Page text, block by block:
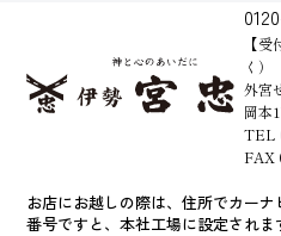
【
く）
外宮
岡本
TEL
FAX
お店にお越しの際は、住所でカー
番号ですと、本社工場に設定されま